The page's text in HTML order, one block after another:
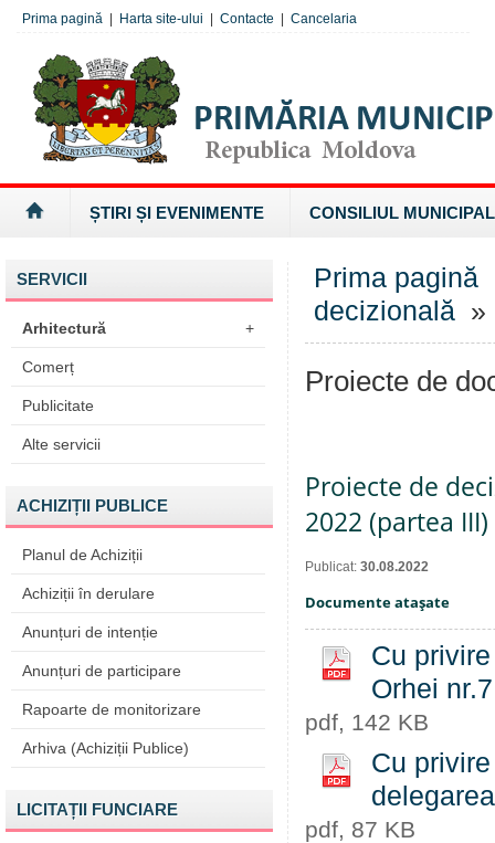
Prima pagină Harta site-ului Contacte Cancelaria
ȘTIRI ȘI EVENIMENTE CONSILIUL MUNICIPAL
SERVICII
Arhitectură +
Comerț
Publicitate
Alte servicii
ACHIZIȚII PUBLICE
Planul de Achiziții
Achiziții în derulare
Anunțuri de intenție
Anunțuri de participare
Rapoarte de monitorizare
Arhiva (Achiziții Publice)
LICITAȚII FUNCIARE
Prima pagină
decizională »
Proiecte de
Proiecte de
2022 (partea III)
Publicat: 30.08.2022
Documente ataşate
Cu
Orhei
pdf, 142 KB
Cu
pdf, 87 KB